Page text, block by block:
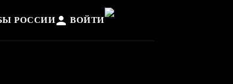
РОССИИ ВОЙТИ